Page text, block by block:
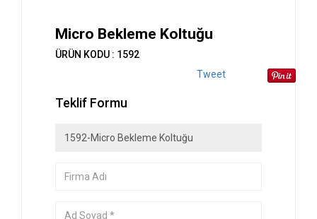
Micro Bekleme Koltuğu
ÜRÜN KODU : 1592
Tweet
Teklif Formu